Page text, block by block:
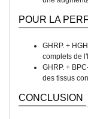
POUR LA
GHRP. +
complets de
GHRP. +
des tissus
CONCLUSION